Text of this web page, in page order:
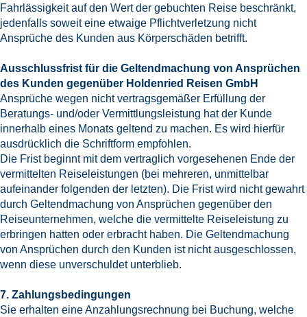
Fahrlässigkeit auf den Wert der gebuchten Reise beschränkt,
jedenfalls soweit eine etwaige Pflichtverletzung nicht
Ansprüche des Kunden aus Körperschäden betrifft.
Ausschlussfrist für die Geltendmachung von Ansprüchen
des Kunden gegenüber Holdenried Reisen GmbH
Ansprüche wegen nicht vertragsgemäßer Erfüllung der
Beratungs- und/oder Vermittlungsleistung hat der Kunde
innerhalb eines Monats geltend zu machen. Es wird hierfür
ausdrücklich die Schriftform empfohlen.
Die Frist beginnt mit dem vertraglich vorgesehenen Ende der
vermittelten Reiseleistungen (bei mehreren, unmittelbar
aufeinander folgenden der letzten). Die Frist wird nicht gewahrt
durch Geltendmachung von Ansprüchen gegenüber den
Reiseunternehmen, welche die vermittelte Reiseleistung zu
erbringen hatten oder erbracht haben. Die Geltendmachung
von Ansprüchen durch den Kunden ist nicht ausgeschlossen,
wenn diese unverschuldet unterblieb.
7. Zahlungsbedingungen
Sie erhalten eine Anzahlungsrechnung bei Buchung, welche